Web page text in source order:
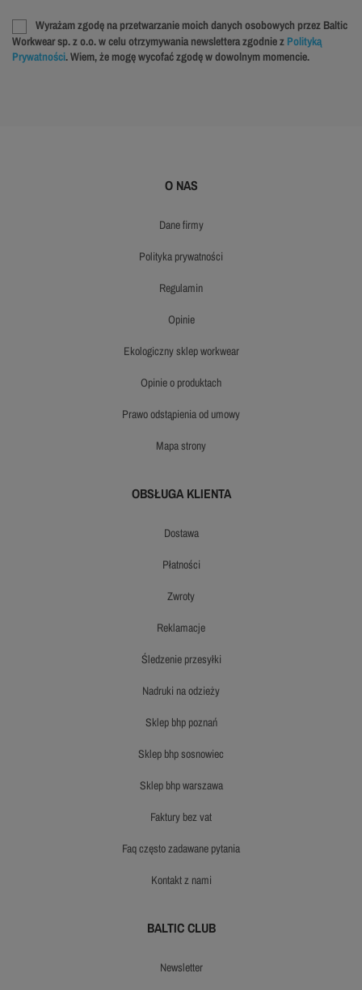
Wyrażam zgodę na przetwarzanie moich danych osobowych przez Baltic
Workwear sp. z o.o. w celu otrzymywania newslettera zgodnie z Polityką
Prywatności. Wiem, że mogę wycofać zgodę w dowolnym momencie.
O NAS
dane firmy
polityka prywatności
regulamin
opinie
ekologiczny sklep workwear
opinie o produktach
prawo odstąpienia od umowy
mapa strony
OBSŁUGA KLIENTA
dostawa
płatności
zwroty
reklamacje
śledzenie przesyłki
nadruki na odzieży
sklep bhp poznań
sklep bhp sosnowiec
sklep bhp warszawa
faktury bez vat
faq często zadawane pytania
kontakt z nami
BALTIC CLUB
newsletter